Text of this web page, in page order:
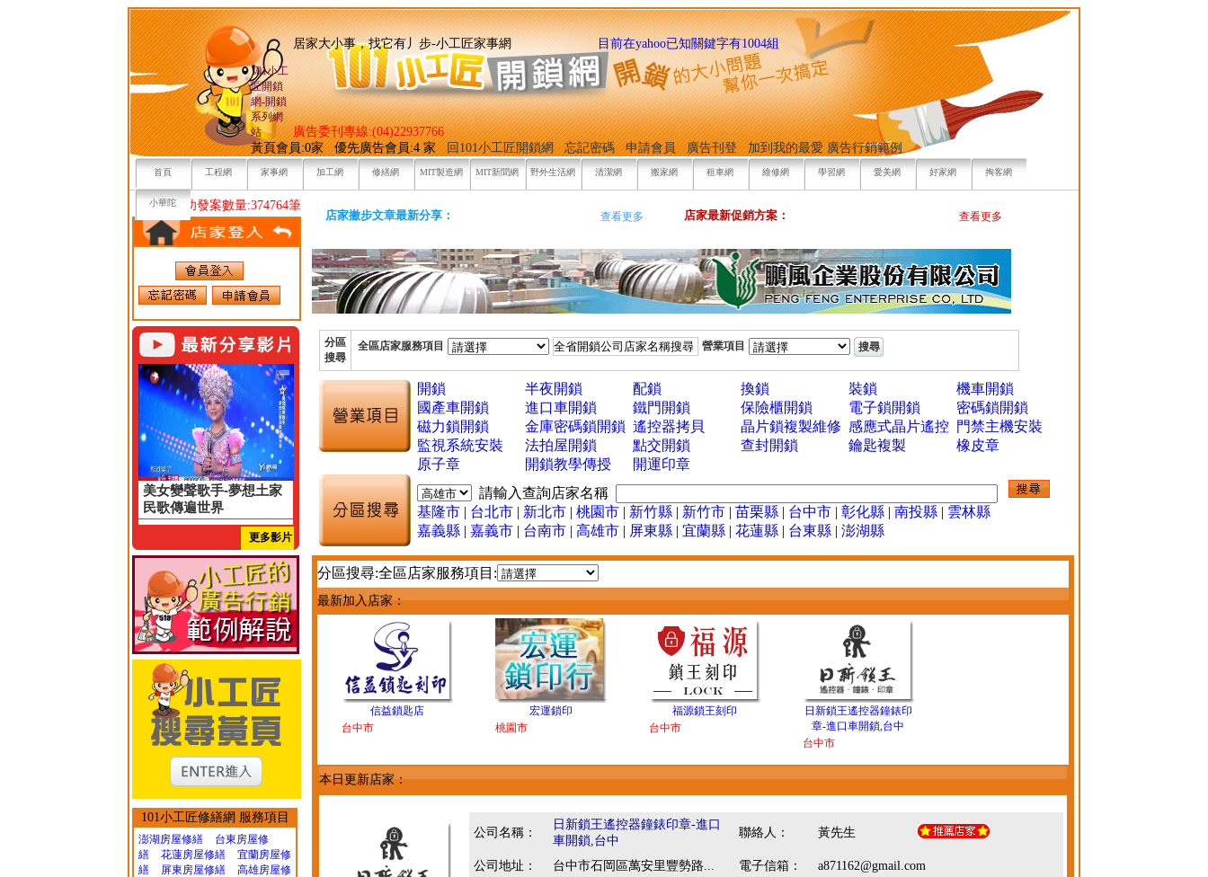
101小工
匠開鎖
網-開鎖
系列網
站
居家大小事，找它有丿步-小工匠家事網 目前在yahoo已知關鍵字有1004組
廣告委刊專線:(04)22937766
黃頁會員:0家 優先廣告會員:4 家回101小工匠開鎖網 忘記密碼 申請會員 廣告刊登 加到我的最愛 廣告行銷範例
首頁 工程網 家事網 加工網 修繕網 MIT製造網 MIT新聞網 野外生活網 清潔網 搬家網 租車網 維修網 學習網 愛美網 好家網 掏客網
小華陀
目前已成功發案數量:374764筆
美女變聲歌手-夢想土家
民歌傳遍世界
更多影片
101小工匠修繕網 服務項目
澎湖房屋修繕
台東房屋修
繕
花蓮房屋修繕
宜蘭房屋修
繕
屏東房屋修繕
高雄房屋修
店家撇步文章最新分享： 查看更多 店家最新促銷方案： 查看更多
分區
搜尋
全區店家服務項目 營業項目
開鎖 半夜開鎖 配鎖 換鎖 裝鎖
機車開鎖
國產車開鎖
進口車開鎖 鐵門開鎖 保險櫃開鎖 電子鎖開鎖
密碼鎖開鎖
磁力鎖開鎖
金庫密碼鎖開鎖 遙控器拷貝 晶片鎖複製維修 感應式晶片遙控 門禁主機安裝
監視系統安裝
法拍屋開鎖 點交開鎖 查封開鎖 鑰匙複製
橡皮章
原子章
開鎖教學傳授
開運印章
請輸入查詢店家名稱
基隆市 | 台北市 | 新北市 | 桃園市 | 新竹縣 | 新竹市 | 苗栗縣 | 台中市 | 彰化縣 | 南投縣 | 雲林縣
嘉義縣 | 嘉義市 | 台南市 | 高雄市 | 屏東縣 | 宜蘭縣 | 花蓮縣 | 台東縣 | 澎湖縣
分區搜尋:全區店家服務項目:
最新加入店家：
信益鎖匙店
台中市
宏運鎖印
桃園市
福源鎖王刻印
台中市
日新鎖王遙控器鐘錶印
章-進口車開鎖,台中
台中市
本日更新店家：
公司名稱：
日新鎖王遙控器鐘錶印章-進口
車開鎖,台中
聯絡人： 黃先生
公司地址： 台中市石岡區萬安里豐勢路... 電子信箱：
a871162@gmail.com